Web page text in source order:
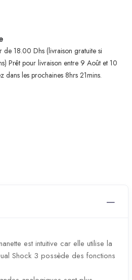
de 18.00 Dhs (livraison gratuite si
Prêt pour livraison entre 9 Août et 10
dans les prochaines 8hrs 21mins.
est intuitive car elle utilise la
Shock 3 possède des fonctions